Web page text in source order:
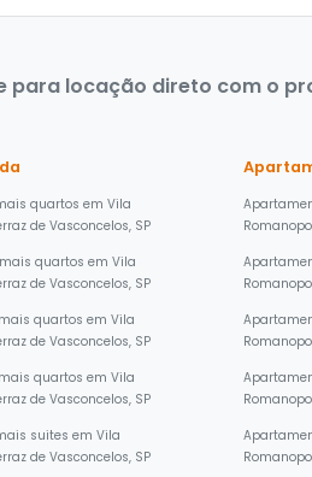
locação direto com o
quartos em Vila
de Vasconcelos, SP
quartos em Vila
de Vasconcelos, SP
quartos em Vila
de Vasconcelos, SP
quartos em Vila
de Vasconcelos, SP
suites em Vila
de Vasconcelos, SP